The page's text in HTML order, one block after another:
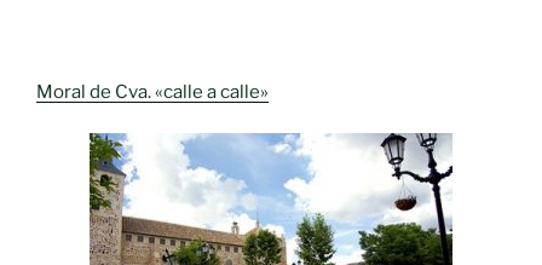
Moral de Cva. «calle a calle»